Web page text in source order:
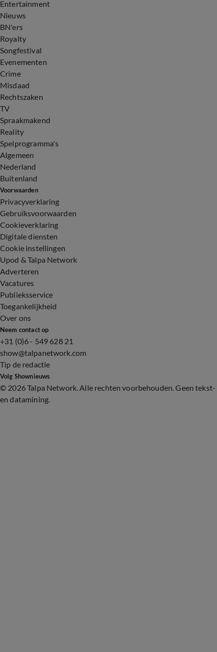
Entertainment
Nieuws
BN'ers
Royalty
Songfestival
Evenementen
Crime
Misdaad
Rechtszaken
TV
Spraakmakend
Reality
Spelprogramma's
Algemeen
Nederland
Buitenland
Voorwaarden
Privacyverklaring
Gebruiksvoorwaarden
Cookieverklaring
Digitale diensten
Cookie instellingen
Upod & Talpa Network
Adverteren
Vacatures
Publieksservice
Toegankelijkheid
Over ons
Neem contact op
+31 (0)6 - 549 628 21
show@talpanetwork.com
Tip de redactie
Volg Shownieuws
© 2026 Talpa Network. Alle rechten voorbehouden. Geen tekst-
en datamining.